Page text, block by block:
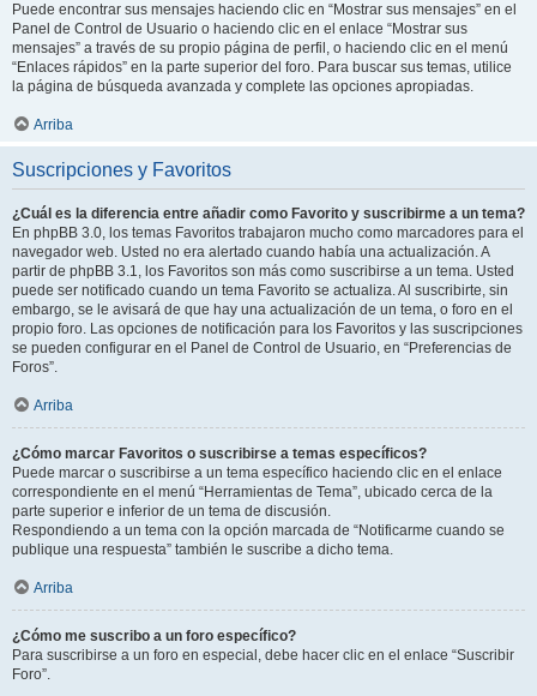
Puede encontrar sus mensajes haciendo clic en “Mostrar sus mensajes” en el
Panel de Control de Usuario o haciendo clic en el enlace “Mostrar sus
mensajes” a través de su propio página de perfil, o haciendo clic en el menú
“Enlaces rápidos” en la parte superior del foro. Para buscar sus temas, utilice
la página de búsqueda avanzada y complete las opciones apropiadas.
Arriba
Suscripciones y Favoritos
¿Cuál es la diferencia entre añadir como Favorito y suscribirme a un tema?
En phpBB 3.0, los temas Favoritos trabajaron mucho como marcadores para el
navegador web. Usted no era alertado cuando había una actualización. A
partir de phpBB 3.1, los Favoritos son más como suscribirse a un tema. Usted
puede ser notificado cuando un tema Favorito se actualiza. Al suscribirte, sin
embargo, se le avisará de que hay una actualización de un tema, o foro en el
propio foro. Las opciones de notificación para los Favoritos y las suscripciones
se pueden configurar en el Panel de Control de Usuario, en “Preferencias de
Foros”.
Arriba
¿Cómo marcar Favoritos o suscribirse a temas específicos?
Puede marcar o suscribirse a un tema específico haciendo clic en el enlace
correspondiente en el menú “Herramientas de Tema”, ubicado cerca de la
parte superior e inferior de un tema de discusión.
Respondiendo a un tema con la opción marcada de “Notificarme cuando se
publique una respuesta” también le suscribe a dicho tema.
Arriba
¿Cómo me suscribo a un foro específico?
Para suscribirse a un foro en especial, debe hacer clic en el enlace “Suscribir
Foro”.